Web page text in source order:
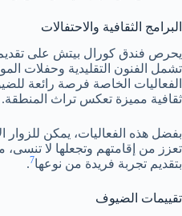
البرامج الثقافية والاحتفالات
يحرص فندق كورال بيتش على تقديم
تشمل الفنون التقليدية وحفلات
الفعاليات الخاصة فرصة رائعة
ثقافية مميزة تعكس تراث المنطقة.
بفضل هذه الفعاليات، يمكن للزوار
تعزز من إقامتهم وتجعلها لا تنسى،
بتقديم تجربة فريدة من نوعها7
.
تقييمات الضيوف